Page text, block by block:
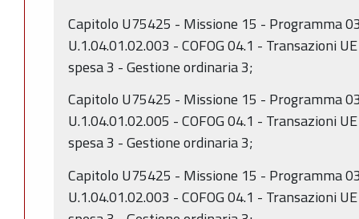
Capitolo U75425 - Missione 15 - Programma
U.1.04.01.02.003 - COFOG 04.1 - Transazioni
spesa 3 - Gestione ordinaria 3;
Capitolo U75425 - Missione 15 - Programma
U.1.04.01.02.005 - COFOG 04.1 - Transazioni
spesa 3 - Gestione ordinaria 3;
Capitolo U75425 - Missione 15 - Programma
U.1.04.01.02.003 - COFOG 04.1 - Transazioni